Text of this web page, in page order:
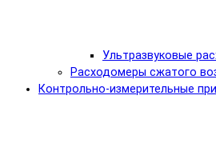
Ультразвуковые
Расходомеры сжатого
Контрольно-измерительные